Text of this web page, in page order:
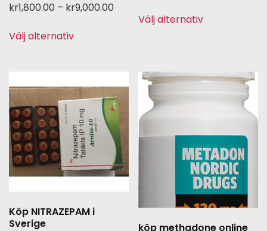
kr1,800.00 – kr9,000.00
Välj alternativ
Välj alternativ
Köp NITRAZEPAM i
Sverige
köp methadone online